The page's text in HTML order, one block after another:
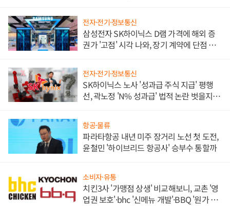
전자·전기·정보통신
삼성전자 SK하이닉스 D램 가격에 해외 증
권가 '고점' 시각 나와, 장기 계약에 단점 부
전자·전기·정보통신
SK하이닉스 노사 '성과급 주식 지급' 평행
선, 곽노정 'N% 성과급' 법적 논란 벗을지 주
항공·물류
파라타항공 내년 미주 장거리 노선 첫 도전,
윤철민 '하이브리드 항공사' 승부수 통할까
소비자·유통
치킨3사 '가맹점 상생' 비교해보니, 교촌 '영
업권 보호'·bhc '신메뉴 개발'·BBQ '원가 부